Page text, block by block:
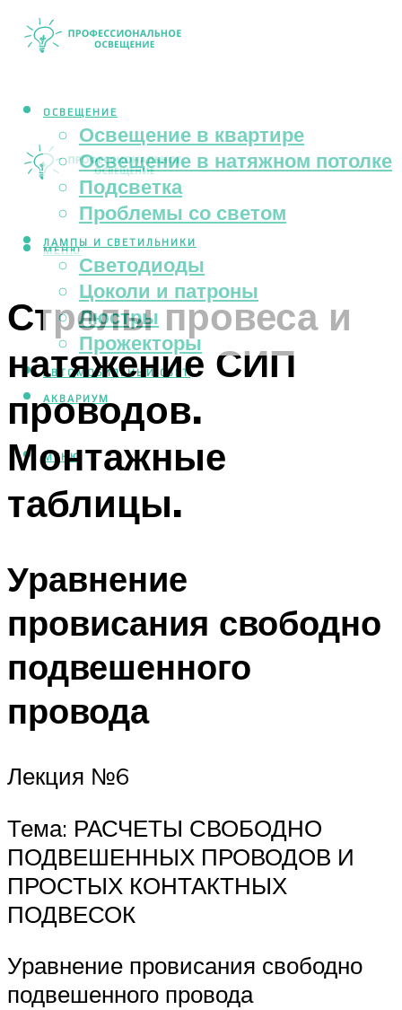
ОСВЕЩЕНИЕ
Освещение в квартире
Освещение в натяжном потолке
Подсветка
Проблемы со светом
ЛАМПЫ И СВЕТИЛЬНИКИ
Светодиоды
Цоколи и патроны
Люстры
Прожекторы
АВТОМОБИЛЬНЫЙ СВЕТ
АКВАРИУМ
МЕНЮ
МЕНЮ
Стрелы провеса и
натяжение СИП
проводов.
Монтажные
таблицы.
Уравнение
провисания свободно
подвешенного
провода
Лекция №6
Тема: РАСЧЕТЫ СВОБОДНО
ПОДВЕШЕННЫХ ПРОВОДОВ И
ПРОСТЫХ КОНТАКТНЫХ
ПОДВЕСОК
Уравнение провисания свободно
подвешенного провода